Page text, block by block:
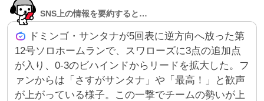
SNS上の情報を要約すると…
ドミンゴ・サンタナが5回表に逆方向へ放った第
12号ソロホームランで、スワローズに3点の追加点
が入り、0-3のビハインドからリードを拡大した。フ
ァンからは「さすがサンタナ」や「最高！」と歓声
が上がっている様子。この一撃でチームの勢いが上